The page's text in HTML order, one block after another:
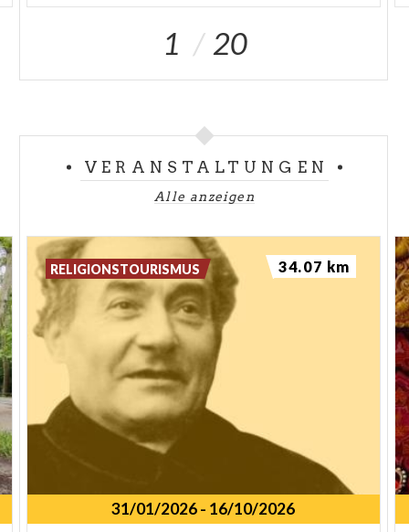
1 20
VERANSTALTUNGEN
Alle anzeigen
31/01/2026- 16/10/2026
RELIGIONSTOURISMUS 34.07 km